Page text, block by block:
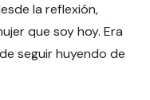
la reflexión,
que soy hoy. Era
seguir huyendo de